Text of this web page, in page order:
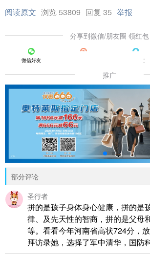
阅读原文 浏览 53809 回复 35 举报
分享到微信/朋友圈 领红包
微信好友 QQ好友
推广
部分评论
圣行者
拼的是孩子身体身心健康，拼的是
律、及先天性的智商，拼的是父母
等。看看今年河南省高状724分，
拜访录她，选择了军中清华，国防